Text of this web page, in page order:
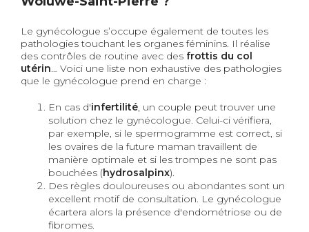
Le gynécologue s’occupe également de toutes les
pathologies touchant les organes féminins. Il réalise
des contrôles de routine avec des frottis du col
utérin… Voici une liste non exhaustive des pathologies
que le gynécologue prend en charge :
En cas d'infertilité, un couple peut trouver une
solution chez le gynécologue. Celui-ci vérifiera,
par exemple, si le spermogramme est correct, si
les ovaires de la future maman travaillent de
manière optimale et si les trompes ne sont pas
bouchées (hydrosalpinx).
Desrègles douloureuses ou abondantes sont un
excellent motif de consultation. Le gynécologue
écartera alors la présence d'endométriose ou de
fibromes.